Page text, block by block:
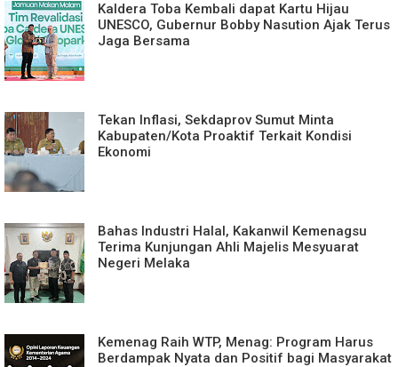
Kaldera Toba Kembali dapat Kartu Hijau
UNESCO, Gubernur Bobby Nasution Ajak Terus
Jaga Bersama
Tekan Inflasi, Sekdaprov Sumut Minta
Kabupaten/Kota Proaktif Terkait Kondisi
Ekonomi
Bahas Industri Halal, Kakanwil Kemenagsu
Terima Kunjungan Ahli Majelis Mesyuarat
Negeri Melaka
Kemenag Raih WTP, Menag: Program Harus
Berdampak Nyata dan Positif bagi Masyarakat